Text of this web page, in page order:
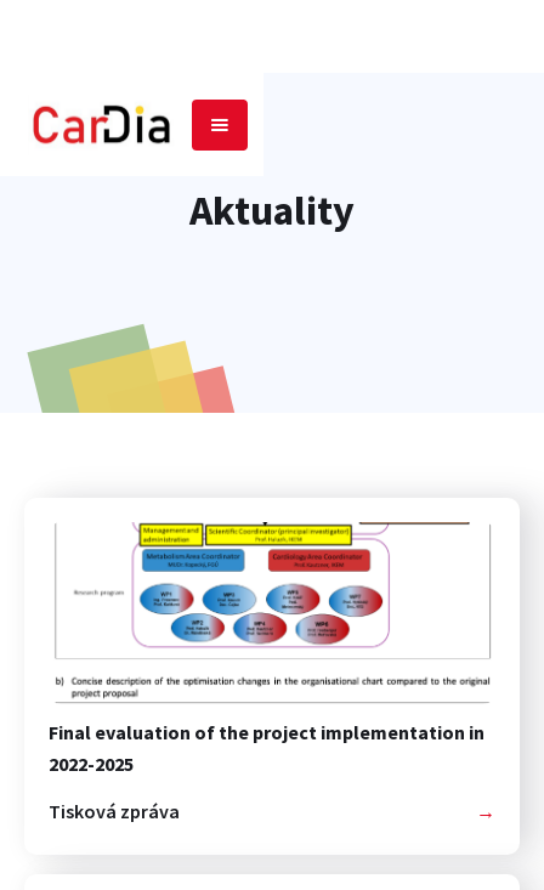
Aktuality
Final evaluation of the project implementation in
2022-2025
Tisková zpráva
→